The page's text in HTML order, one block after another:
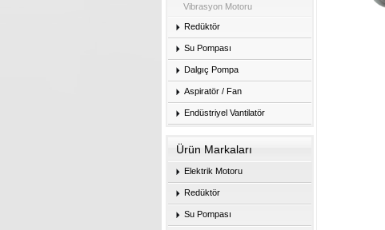
Vibrasyon Motoru
Redüktör
Su Pompası
Dalgıç Pompa
Aspiratör / Fan
Endüstriyel Vantilatör
Ürün Markaları
Elektrik Motoru
Redüktör
Su Pompası